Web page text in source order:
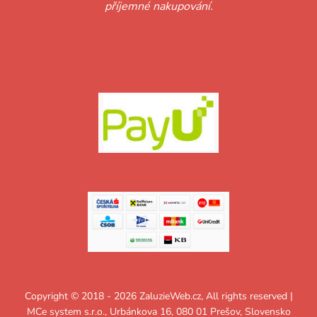
příjemné nakupování.
Copyright © 2018 - 2026 ZaluzieWeb.cz, All rights reserved |
MCe system s.r.o., Urbánkova 16, 080 01 Prešov, Slovensko